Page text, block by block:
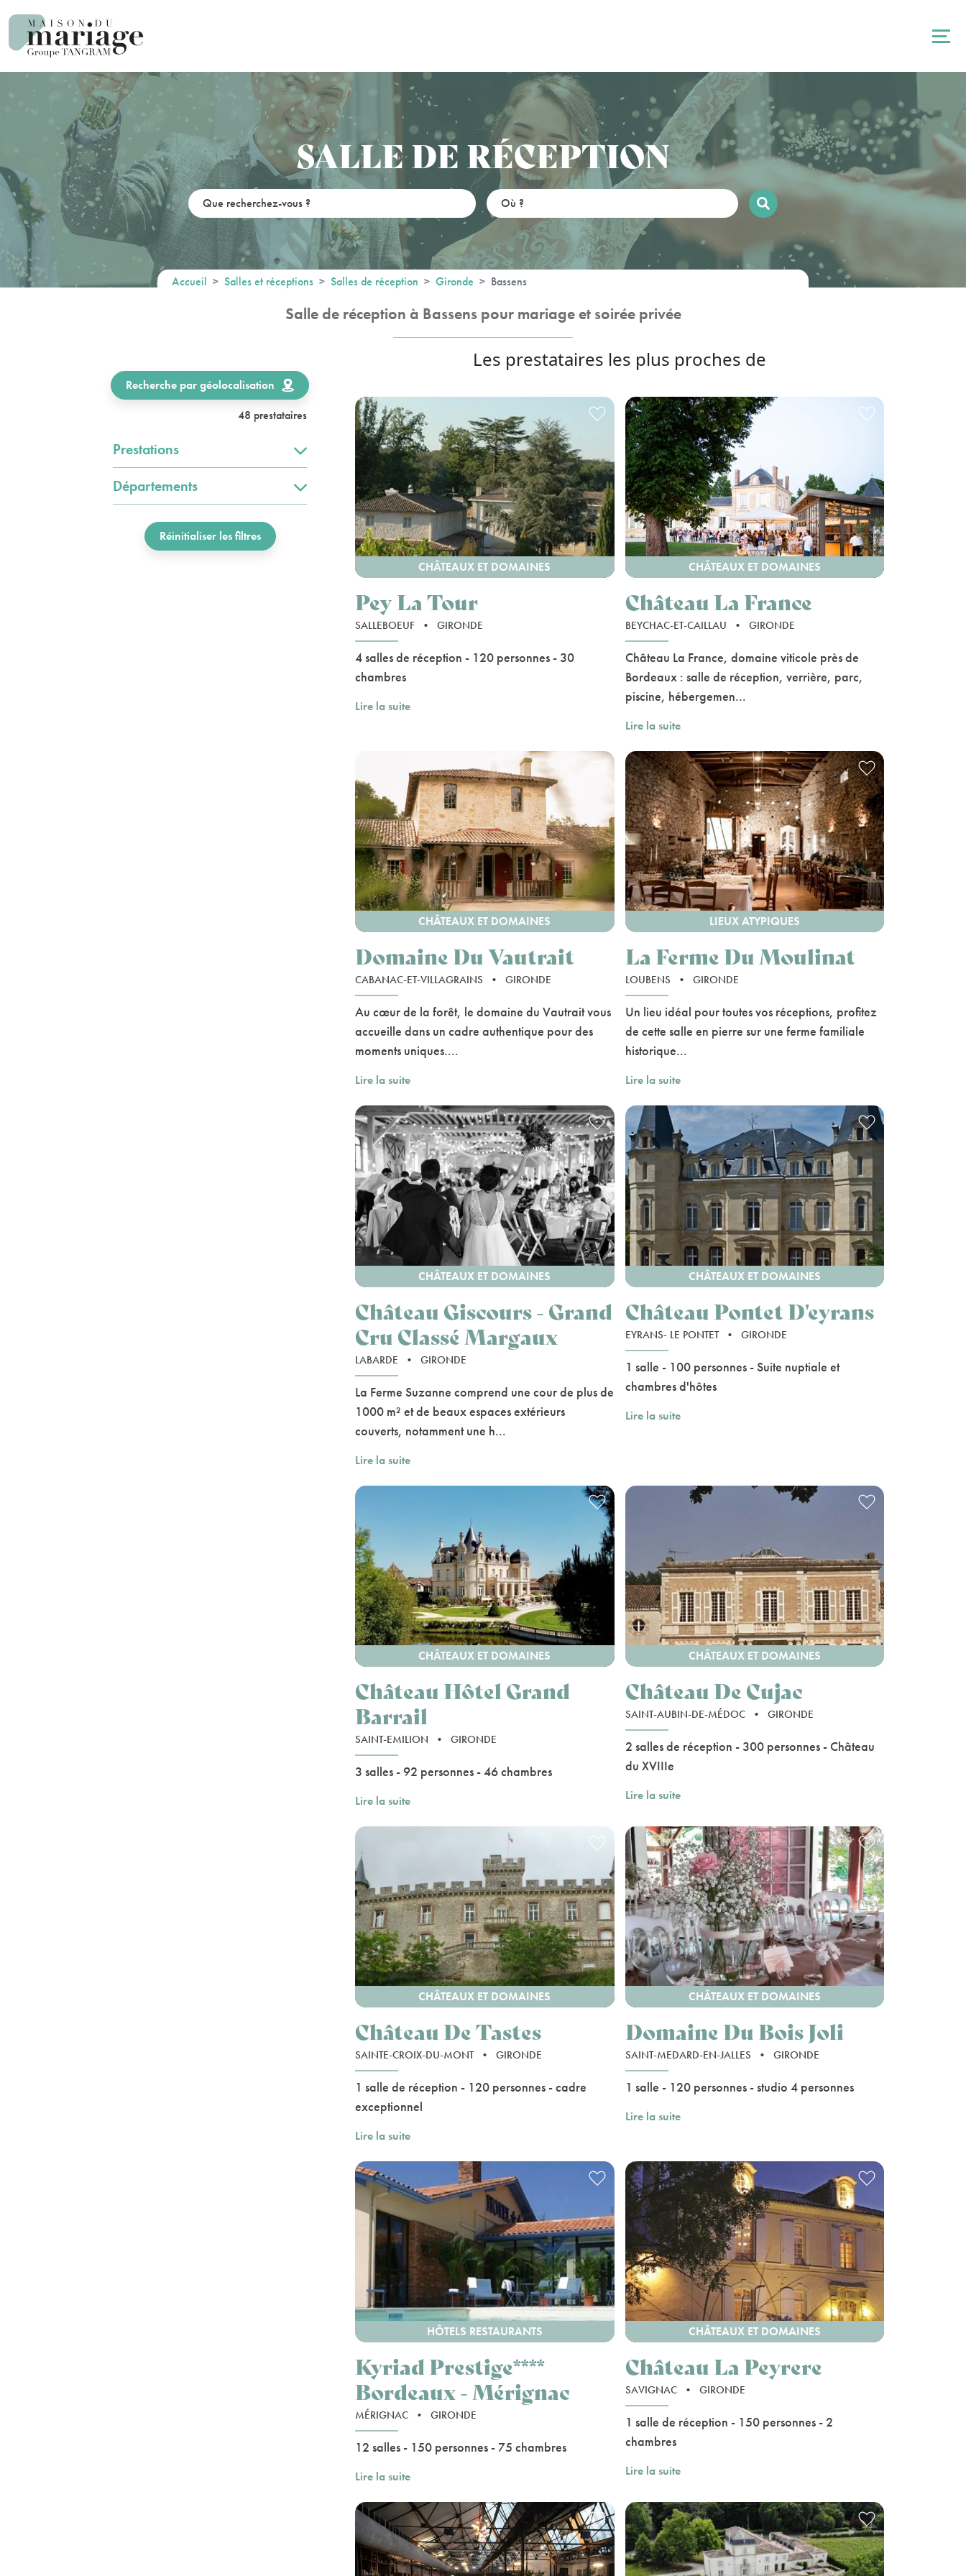
SALLE DE RÉCEPTION
Accueil Salles et réceptions Salles de réception Gironde Bassens
Salle de réception à Bassens pour mariage et soirée privée
Recherche par géolocalisation
48 prestataires
Prestations
Départements
Réinitialiser les filtres
Les prestataires les plus proches de
CHÂTEAUX ET DOMAINES
Pey La Tour
SALLEBOEUF • GIRONDE
4 salles de réception - 120 personnes - 30
chambres
Lire la suite
CHÂTEAUX ET DOMAINES
Château La France
BEYCHAC-ET-CAILLAU • GIRONDE
Château La France, domaine viticole près de
Bordeaux : salle de réception, verrière, parc,
piscine, hébergemen...
Lire la suite
CHÂTEAUX ET DOMAINES
Domaine Du Vautrait
CABANAC-ET-VILLAGRAINS • GIRONDE
Au cœur de la forêt, le domaine du Vautrait vous
accueille dans un cadre authentique pour des
moments uniques....
Lire la suite
LIEUX ATYPIQUES
La Ferme Du Moulinat
LOUBENS • GIRONDE
Un lieu idéal pour toutes vos réceptions, profitez
de cette salle en pierre sur une ferme familiale
historique...
Lire la suite
CHÂTEAUX ET DOMAINES
Château Giscours - Grand
Cru Classé Margaux
LABARDE • GIRONDE
La Ferme Suzanne comprend une cour de plus de
1000 m² et de beaux espaces extérieurs
couverts, notamment une h...
Lire la suite
CHÂTEAUX ET DOMAINES
Château Pontet D'eyrans
EYRANS- LE PONTET • GIRONDE
1 salle - 100 personnes - Suite nuptiale et
chambres d'hôtes
Lire la suite
CHÂTEAUX ET DOMAINES
Château Hôtel Grand
Barrail
SAINT-EMILION • GIRONDE
3 salles - 92 personnes - 46 chambres
Lire la suite
CHÂTEAUX ET DOMAINES
Château De Cujac
SAINT-AUBIN-DE-MÉDOC • GIRONDE
2 salles de réception - 300 personnes - Château
du XVIIIe
Lire la suite
CHÂTEAUX ET DOMAINES
Château De Tastes
SAINTE-CROIX-DU-MONT • GIRONDE
1 salle de réception - 120 personnes - cadre
exceptionnel
Lire la suite
CHÂTEAUX ET DOMAINES
Domaine Du Bois Joli
SAINT-MEDARD-EN-JALLES • GIRONDE
1 salle - 120 personnes - studio 4 personnes
Lire la suite
HÔTELS RESTAURANTS
Kyriad Prestige****
Bordeaux - Mérignac
MÉRIGNAC • GIRONDE
12 salles - 150 personnes - 75 chambres
Lire la suite
CHÂTEAUX ET DOMAINES
Château La Peyrere
SAVIGNAC • GIRONDE
1 salle de réception - 150 personnes - 2
chambres
Lire la suite